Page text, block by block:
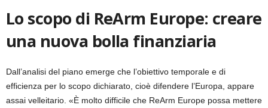
Lo scopo di ReArm Europe: creare
una nuova bolla finanziaria
Dall’analisi del piano emerge che l’obiettivo temporale e di
efficienza per lo scopo dichiarato, cioè difendere l’Europa, appare
assai velleitario. «È molto difficile che ReArm Europe possa mettere